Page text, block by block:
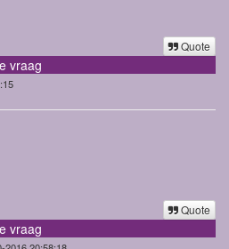
Quote
vraag
Quote
vraag